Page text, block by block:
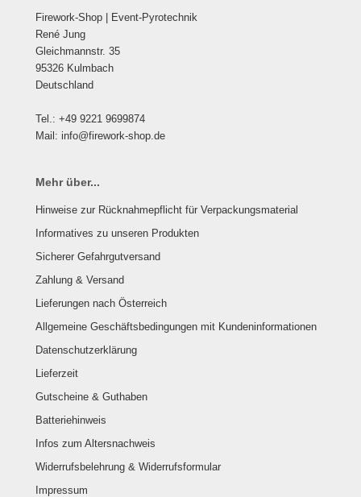
Firework-Shop | Event-Pyrotechnik
René Jung
Gleichmannstr. 35
95326 Kulmbach
Deutschland
Tel.: +49 9221 9699874
Mail: info@firework-shop.de
Mehr über...
Hinweise zur Rücknahmepflicht für Verpackungsmaterial
Informatives zu unseren Produkten
Sicherer Gefahrgutversand
Zahlung & Versand
Lieferungen nach Österreich
Allgemeine Geschäftsbedingungen mit Kundeninformationen
Datenschutzerklärung
Lieferzeit
Gutscheine & Guthaben
Batteriehinweis
Infos zum Altersnachweis
Widerrufsbelehrung & Widerrufsformular
Impressum